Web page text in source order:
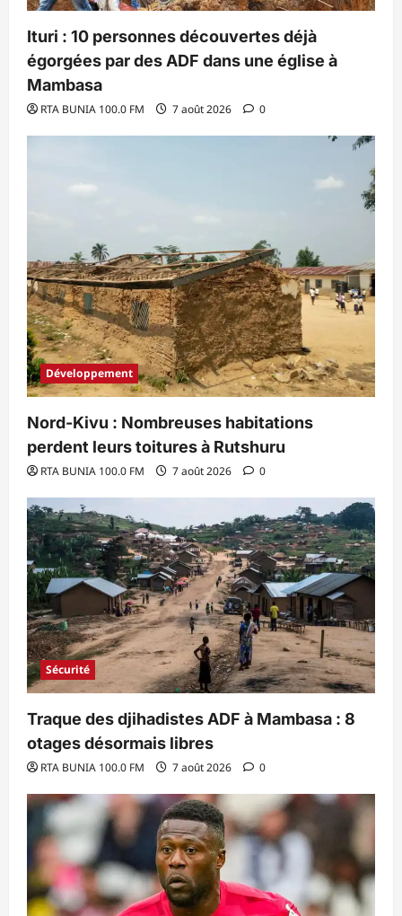
Ituri : 10 personnes découvertes déjà
égorgées par des ADF dans une église à
Mambasa
RTA BUNIA 100.0 FM 7 août 2026 0
Développement
Nord-Kivu : Nombreuses habitations
perdent leurs toitures à Rutshuru
RTA BUNIA 100.0 FM 7 août 2026 0
Sécurité
Traque des djihadistes ADF à Mambasa : 8
otages désormais libres
RTA BUNIA 100.0 FM 7 août 2026 0